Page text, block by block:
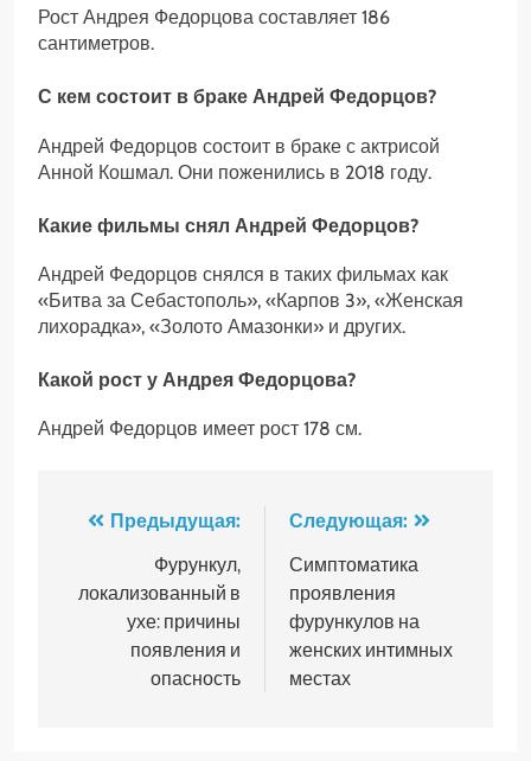
Рост Андрея Федорцова составляет 186
сантиметров.
С кем состоит в браке Андрей Федорцов?
Андрей Федорцов состоит в браке с актрисой
Анной Кошмал. Они поженились в 2018 году.
Какие фильмы снял Андрей Федорцов?
Андрей Федорцов снялся в таких фильмах как
«Битва за Себастополь», «Карпов 3», «Женская
лихорадка», «Золото Амазонки» и других.
Какой рост у Андрея Федорцова?
Андрей Федорцов имеет рост 178 см.
Навигация
записям
Предыдущая:
Фурункул,
локализованный в
ухе: причины
появления и
опасность
Следующая:
Симптоматика
проявления
фурункулов на
женских интимных
местах